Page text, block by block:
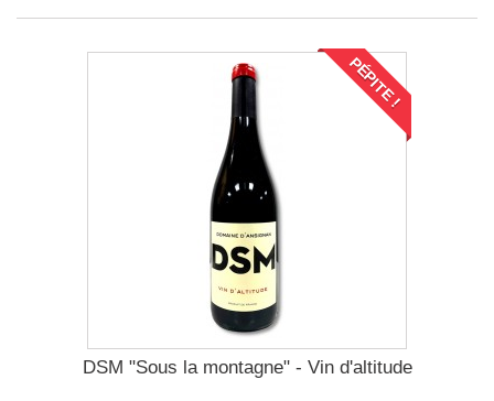
PÉPITE !
DSM "Sous la montagne" - Vin d'altitude